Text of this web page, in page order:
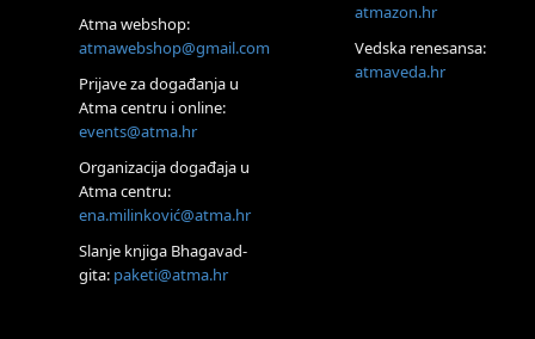
Škola BaZi – put prema dubljem razumijevanju sebe
Visoko
Alemka Dauskardt – Jednodnevna radionica sistemskih
konstelacija
Online
SPAVAJ… Priče za lakšu noć
Zagreb
HOD PO ŽERAVICI – Seminar koji mijenja tijelo, duh i um
SoulFest – Festival glazbe, mudrosti i zajedništva
Atma webshop:
atmawebshop@gmail.com
Prijave za događanja u
Atma centru i online:
events@atma.hr
Organizacija događaja u
Atma centru:
ena.milinković@atma.hr
Slanje knjiga Bhagavad-
gita: paketi@atma.hr
atmazon.hr
Vedska renesansa:
atmaveda.hr